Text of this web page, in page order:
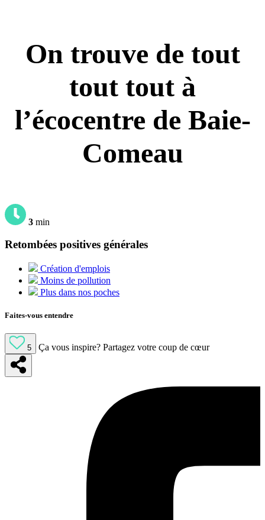
On trouve de tout
tout tout à
l’écocentre de Baie-
Comeau
3 min
Retombées positives générales
Création d'emplois
Moins de pollution
Plus dans nos poches
Faites-vous entendre
5 Ça vous inspire? Partagez votre coup de cœur